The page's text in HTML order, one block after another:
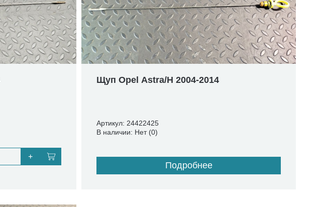
+
Щуп Opel Astra/H 2004-2014
Артикул: 24422425
В наличии: Нет (0)
Подробнее